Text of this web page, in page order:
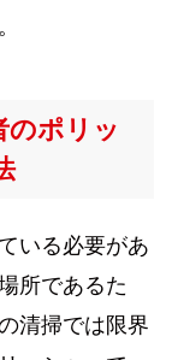
のポリッ
いる必要があ
所であるた
清掃では限界